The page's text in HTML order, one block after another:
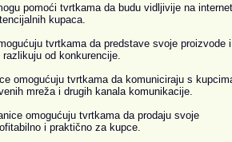
pomoći tvrtkama da budu vidljivije na
kupaca.
tvrtkama da predstave svoje proizvode i
od konkurencije.
omogućuju tvrtkama da komuniciraju s
mreža i drugih kanala komunikacije.
omogućuju tvrtkama da prodaju svoje
i praktično za kupce.